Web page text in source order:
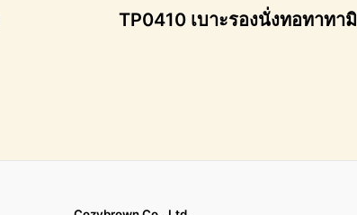
TP0410 เบาะรองนั่งทอทาทามิ